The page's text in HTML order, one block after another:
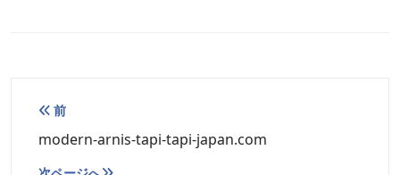
投
稿
ナ
前
modern-arnis-tapi-tapi-japan.com